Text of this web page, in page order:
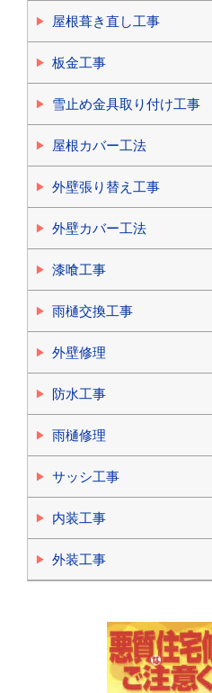
屋根葺き直し工事
板金工事
雪止め金具取り付け工事
屋根カバー工法
外壁張り替え工事
外壁カバー工法
漆喰工事
雨樋交換工事
外壁修理
防水工事
雨樋修理
サッシ工事
内装工事
外装工事